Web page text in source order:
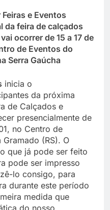
e Eventos
da feira de calçados
vai ocorrer de 15 a 17 de
de Eventos do
Serra Gaúcha
inicia o
da próxima
de Calçados e
presencialmente de
no Centro de
(RS). O
que já pode ser feito
pode ser impresso
lo consigo, para
durante este período
medida que